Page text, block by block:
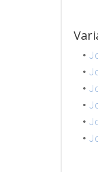
•
•
•
•
•
•